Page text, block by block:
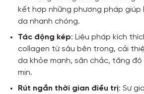
kết hợp những phương pháp giúp
da nhanh chóng.
Tác động kép: Liệu pháp kích
collagen từ sâu bên trong, cải
da khỏe mạnh, săn chắc, tăng độ
mịn.
Rút ngắn thời gian điều trị: Sự